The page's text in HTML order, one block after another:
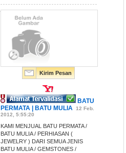
Kirim Pesan
BATU
PERMATA | BATU MULIA 12 Feb.
2012, 5:55:20
KAMI MENJUAL BATU PERMATA /
BATU MULIA / PERHIASAN (
JEWELRY ) DARI SEMUA JENIS
BATU MULIA / GEMSTONES /